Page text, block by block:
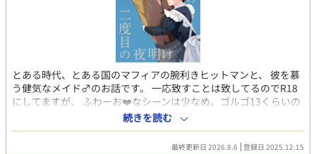
とある時代、とある国のマフィアの腕利きヒットマンと、 彼を慕
う健気なメイド♂のお話です。 一応致すことは致してるのでR18
にしてますが、 ふわーお❤️なシーンは少なめ、ゴルゴ13くらいの
性描写です。 モブが出てきたり攻めがフェしたり色々やりたい放
題なのでNGが少なめの方向けですが、 お楽しみいただけました
続きを読む
最終更新日 2026.8.6 登録日 2025.12.15